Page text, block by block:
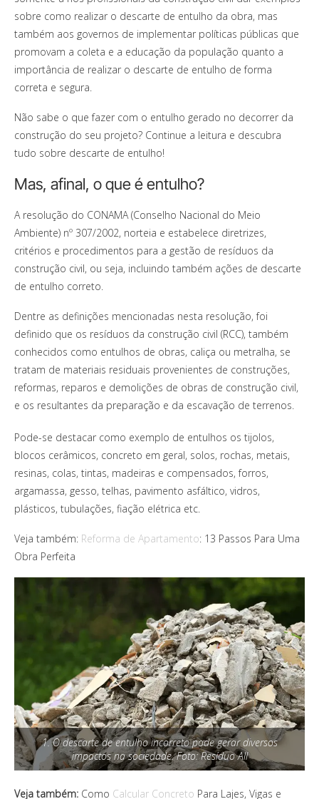
sobre como realizar o descarte de entulho da obra, mas
também aos governos de implementar políticas públicas que
promovam a coleta e a educação da população quanto a
importância de realizar o descarte de entulho de forma
correta e segura.
Não sabe o que fazer com o entulho gerado no decorrer da
construção do seu projeto? Continue a leitura e descubra
tudo sobre descarte de entulho!
Mas, afinal, o que é entulho?
A resolução do CONAMA (Conselho Nacional do Meio
Ambiente) nº 307/2002, norteia e estabelece diretrizes,
critérios e procedimentos para a gestão de resíduos da
construção civil, ou seja, incluindo também ações de descarte
de entulho correto.
Dentre as definições mencionadas nesta resolução, foi
definido que os resíduos da construção civil (RCC), também
conhecidos como entulhos de obras, caliça ou metralha, se
tratam de materiais residuais provenientes de construções,
reformas, reparos e demolições de obras de construção civil,
e os resultantes da preparação e da escavação de terrenos.
Pode-se destacar como exemplo de entulhos os tijolos,
blocos cerâmicos, concreto em geral, solos, rochas, metais,
resinas, colas, tintas, madeiras e compensados, forros,
argamassa, gesso, telhas, pavimento asfáltico, vidros,
plásticos, tubulações, fiação elétrica etc.
Veja também: Reforma de Apartamento: 13 Passos Para Uma
Obra Perfeita
1. O descarte de entulho incorreto pode gerar diversos
impactos na sociedade. Foto: Resíduo All
Veja também: Como Calcular Concreto Para Lajes, Vigas e